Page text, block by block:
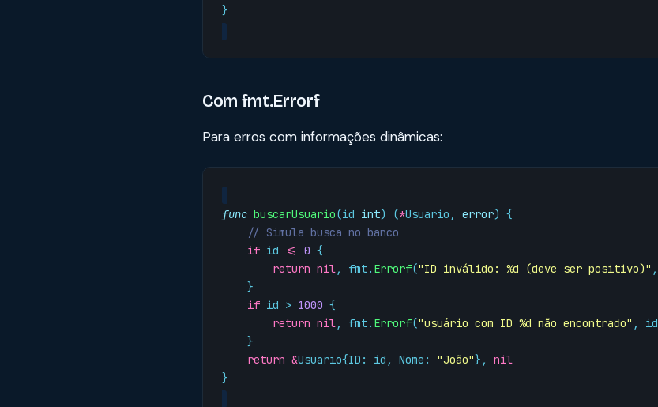
}
Com fmt.Errorf
Para erros com informações dinâmicas:
func buscarUsuario(id int) (*Usuario , error) {
// Simula busca no banco
if id <= 0 {
return nil, fmt. Errorf("ID inválido: %d (deve ser positivo)" ,
}
if id > 1000 {
return nil, fmt. Errorf("usuário com ID %d não encontrado" , id
}
return &Usuario{ID : id , Nome : "João"},
nil
}